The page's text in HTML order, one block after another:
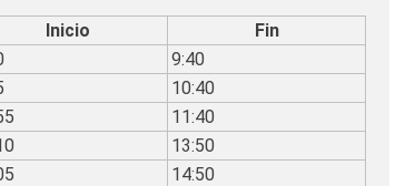
Inicio
Fin
9:40
10:40
11:40
13:50
14:50